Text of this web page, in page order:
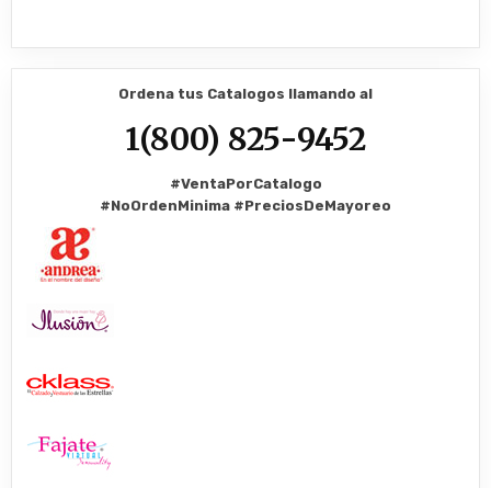
Ordena tus Catalogos llamando al
1(800) 825-9452
#VentaPorCatalogo
#NoOrdenMinima #PreciosDeMayoreo